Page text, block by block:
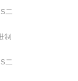
二
制
二